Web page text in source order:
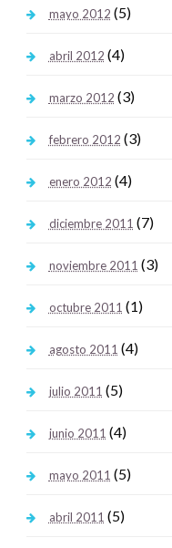
mayo 2012 (5)
abril 2012 (4)
marzo 2012 (3)
febrero 2012 (3)
enero 2012 (4)
diciembre 2011 (7)
noviembre 2011 (3)
octubre 2011 (1)
agosto 2011 (4)
julio 2011 (5)
junio 2011 (4)
mayo 2011 (5)
abril 2011 (5)